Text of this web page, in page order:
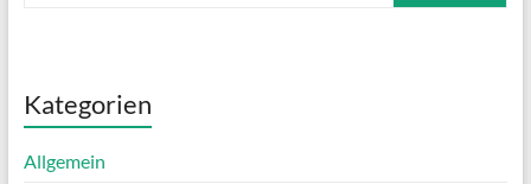
Kategorien
Allgemein